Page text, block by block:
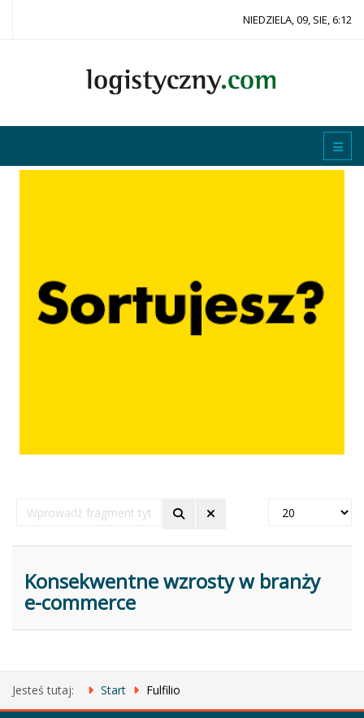
NIEDZIELA, 09, SIE, 6:12
Wprowadź
fragment
Pokaż
Konsekwentne wzrosty w branży
e-commerce
Jesteś tutaj: Start Fulfilio